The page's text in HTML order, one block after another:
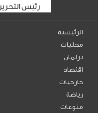
الرئيسية
محليات
برلمان
اقتصاد
خارجيات
رياضة
منوعات